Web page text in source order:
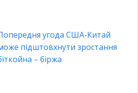
угода США-Китай
підштовхнути зростання
– біржа